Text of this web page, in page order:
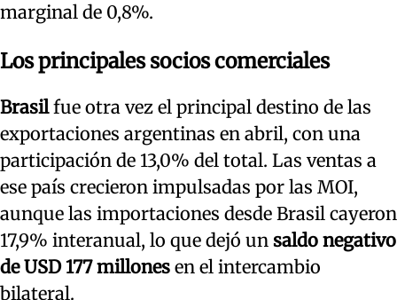
marginal de 0,8%.
Los principales socios comerciales
Brasilfue otra vez el principal destino de las
exportaciones argentinas en abril, con una
participación de 13,0% del total. Las ventas a
ese país crecieron impulsadas por las MOI,
aunque las importaciones desde Brasil cayeron
17,9% interanual, lo que dejó un saldo negativo
de USD 177 millones en el intercambio
bilateral.